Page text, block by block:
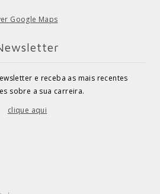
Google Maps
e receba as mais recentes
sobre a sua carreira.
clique aqui